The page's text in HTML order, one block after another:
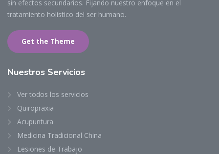
sin efectos secundarios. Fijando nuestro enfoque en el
tratamiento holístico del ser humano.
Get the Theme
Nuestros Servicios
Ver todos los servicios
Quiropraxia
Acupuntura
Medicina Tradicional China
Lesiones de Trabajo